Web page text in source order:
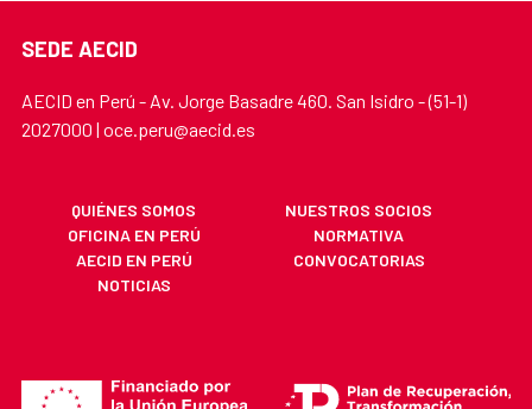
SEDE AECID
AECID en Perú - Av. Jorge Basadre 460. San Isidro - (51-1)
2027000 | oce.peru@aecid.es
QUIÉNES SOMOS
NUESTROS SOCIOS
OFICINA EN PERÚ
NORMATIVA
AECID EN PERÚ
CONVOCATORIAS
NOTICIAS